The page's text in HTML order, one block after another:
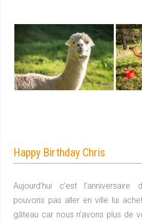
Happy Birthday Chris
Aujourd’hui c’est
pouvons pas aller en ville lui
gâteau car nous n’avons plus de